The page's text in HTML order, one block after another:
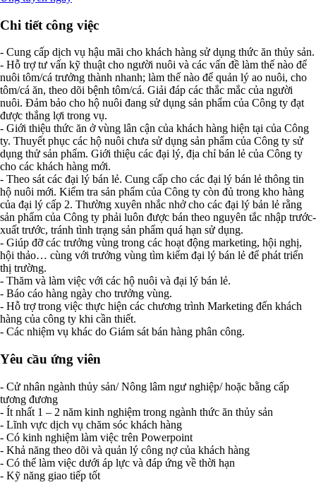
Chi tiết công việc
- Cung cấp dịch vụ hậu mãi cho khách hàng sử dụng thức ăn thủy sản.
- Hỗ trợ tư vấn kỹ thuật cho người nuôi và các vấn đề làm thế nào để
nuôi tôm/cá trưởng thành nhanh; làm thế nào để quản lý ao nuôi, cho
tôm/cá ăn, theo dõi bệnh tôm/cá. Giải đáp các thắc mắc của người
nuôi. Đảm bảo cho hộ nuôi đang sử dụng sản phẩm của Công ty đạt
được thắng lợi trong vụ.
- Giới thiệu thức ăn ở vùng lân cận của khách hàng hiện tại của Công
ty. Thuyết phục các hộ nuôi chưa sử dụng sản phẩm của Công ty sử
dụng thử sản phẩm. Giới thiệu các đại lý, địa chỉ bán lẻ của Công ty
cho các khách hàng mới.
- Theo sát các đại lý bán lẻ. Cung cấp cho các đại lý bán lẻ thông tin
hộ nuôi mới. Kiểm tra sản phẩm của Công ty còn đủ trong kho hàng
của đại lý cấp 2. Thường xuyên nhắc nhở cho các đại lý bản lẻ rằng
sản phẩm của Công ty phải luôn được bán theo nguyên tắc nhập trước-
xuất trước, tránh tình trạng sản phẩm quá hạn sử dụng.
- Giúp đỡ các trưởng vùng trong các hoạt động marketing, hội nghị,
hội thảo… cùng với trưởng vùng tìm kiếm đại lý bán lẻ để phát triển
thị trường.
- Thăm và làm việc với các hộ nuôi và đại lý bán lẻ.
- Báo cáo hàng ngày cho trưởng vùng.
- Hỗ trợ trong việc thực hiện các chương trình Marketing đến khách
hàng của công ty khi cần thiết.
- Các nhiệm vụ khác do Giám sát bán hàng phân công.
Yêu cầu ứng viên
- Cử nhân ngành thủy sản/ Nông lâm ngư nghiệp/ hoặc bằng cấp
tương đương
- Ít nhất 1 – 2 năm kinh nghiệm trong ngành thức ăn thủy sản
- Lĩnh vực dịch vụ chăm sóc khách hàng
- Có kinh nghiệm làm việc trên Powerpoint
- Khả năng theo dõi và quản lý công nợ của khách hàng
- Có thể làm việc dưới áp lực và đáp ứng về thời hạn
- Kỹ năng giao tiếp tốt